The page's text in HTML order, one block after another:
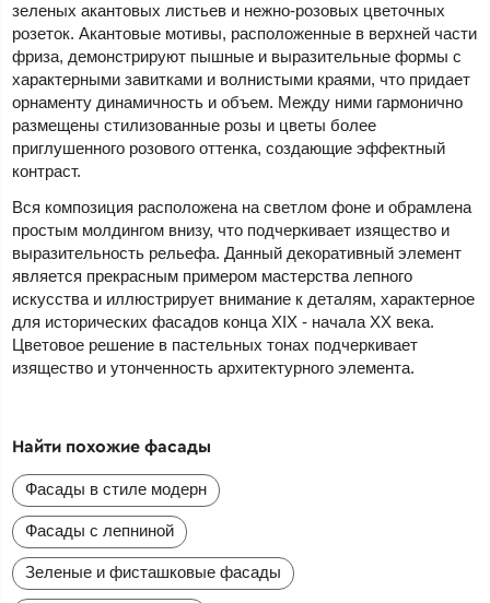
зеленых акантовых листьев и нежно-розовых цветочных
розеток. Акантовые мотивы, расположенные в верхней части
фриза, демонстрируют пышные и выразительные формы с
характерными завитками и волнистыми краями, что придает
орнаменту динамичность и объем. Между ними гармонично
размещены стилизованные розы и цветы более
приглушенного розового оттенка, создающие эффектный
контраст.
Вся композиция расположена на светлом фоне и обрамлена
простым молдингом внизу, что подчеркивает изящество и
выразительность рельефа. Данный декоративный элемент
является прекрасным примером мастерства лепного
искусства и иллюстрирует внимание к деталям, характерное
для исторических фасадов конца XIX - начала XX века.
Цветовое решение в пастельных тонах подчеркивает
изящество и утонченность архитектурного элемента.
Найти похожие фасады
Фасады в стиле модерн
Фасады с лепниной
Зеленые и фисташковые фасады